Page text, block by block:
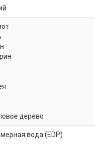
дерево
вода (EDP)